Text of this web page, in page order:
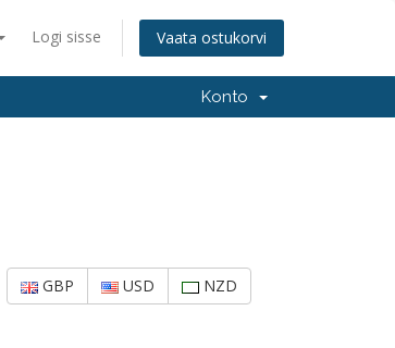
Logi sisse Vaata ostukorvi
Konto
GBP USD NZD